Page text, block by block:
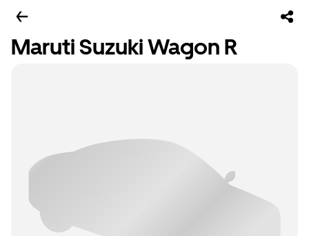
Maruti Suzuki Wagon R